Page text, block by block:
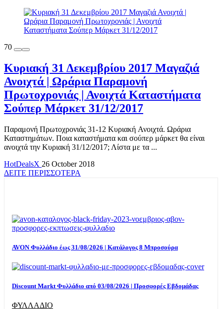
70
Κυριακή 31 Δεκεμβρίου 2017 Μαγαζιά
Ανοιχτά | Ωράρια Παραμονή
Πρωτοχρονιάς | Ανοιχτά Καταστήματα
Σούπερ Μάρκετ 31/12/2017
Παραμονή Πρωτοχρονιάς 31-12 Κυριακή Ανοιχτά. Ωράρια
Καταστημάτων. Ποια καταστήματα και σούπερ μάρκετ θα είναι
ανοιχτά την Κυριακή 31/12/2017; Λίστα με τα ...
HotDealsX 26 October 2018
ΔΕΙΤΕ ΠΕΡΙΣΣΟΤΕΡΑ
AVON Φυλλάδιο έως 31/08/2026 | Κατάλογος 8 Μπροσούρα
Discount Markt Φυλλάδιο από 03/08/2026 | Προσφορές Εβδομάδας
ΦΥΛΛΑΔΙΟ